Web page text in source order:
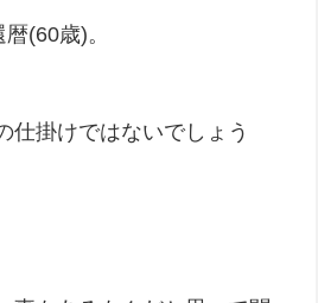
(60歳)。
仕掛けではないでしょう